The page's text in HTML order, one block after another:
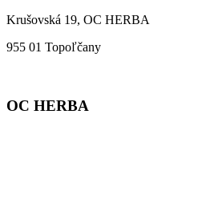
Krušovská 19, OC HERBA
955 01 Topoľčany
OC HERBA